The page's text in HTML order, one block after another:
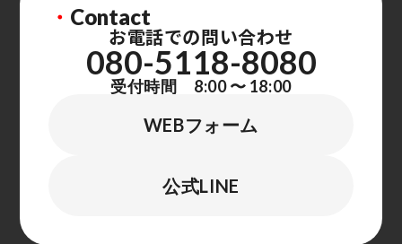
・ Contact
お電話での問い合わせ
080-5118-8080
受付時間 8:00 〜 18:00
WEBフォーム
公式LINE